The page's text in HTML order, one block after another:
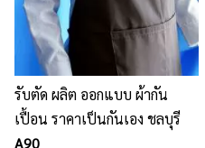
รับตัด ผลิต ออกแบบ ผ้ากัน
เปื้อน ราคาเป็นกันเอง ชลบุรี
A90